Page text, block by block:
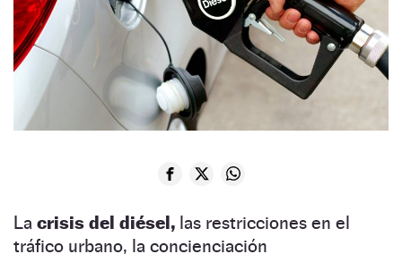
La crisis del diésel, las restricciones en el
tráfico urbano, la concienciación